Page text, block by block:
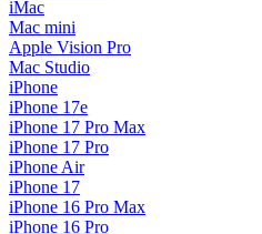
iMac
Mac mini
Apple Vision Pro
Mac Studio
iPhone
iPhone 17e
iPhone 17 Pro Max
iPhone 17 Pro
iPhone Air
iPhone 17
iPhone 16 Pro Max
iPhone 16 Pro